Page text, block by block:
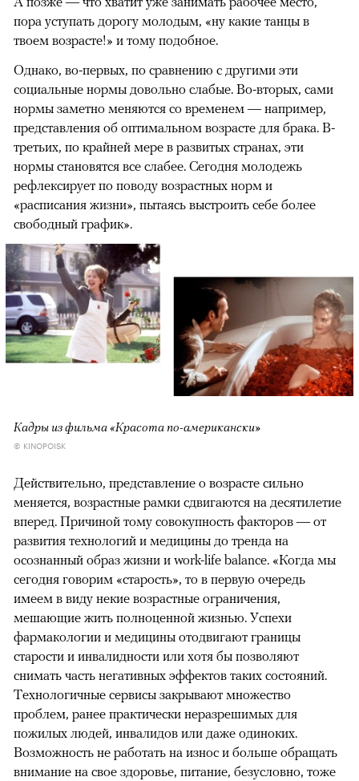
пора уступать дорогу молодым, «ну какие танцы в
твоем возрасте!» и тому подобное.
Однако, во-первых, по сравнению с другими эти
социальные нормы довольно слабые. Во-вторых, сами
нормы заметно меняются со временем — например,
представления об оптимальном возрасте для брака. В-
третьих, по крайней мере в развитых странах, эти
нормы становятся все слабее. Сегодня молодежь
рефлексирует по поводу возрастных норм и
«расписания жизни», пытаясь выстроить себе более
свободный график».
Кадры из фильма «Красота по-американски»
© KINOPOISK
Действительно, представление о возрасте сильно
меняется, возрастные рамки сдвигаются на десятилетие
вперед. Причиной тому совокупность факторов — от
развития технологий и медицины до тренда на
осознанный образ жизни и work-life balance. «Когда мы
сегодня говорим «старость», то в первую очередь
имеем в виду некие возрастные ограничения,
мешающие жить полноценной жизнью. Успехи
фармакологии и медицины отодвигают границы
старости и инвалидности или хотя бы позволяют
снимать часть негативных эффектов таких состояний.
Технологичные сервисы закрывают множество
проблем, ранее практически неразрешимых для
пожилых людей, инвалидов или даже одиноких.
Возможность не работать на износ и больше обращать
внимание на свое здоровье, питание, безусловно, тоже